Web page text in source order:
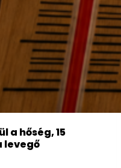
a hőség, 15
levegő